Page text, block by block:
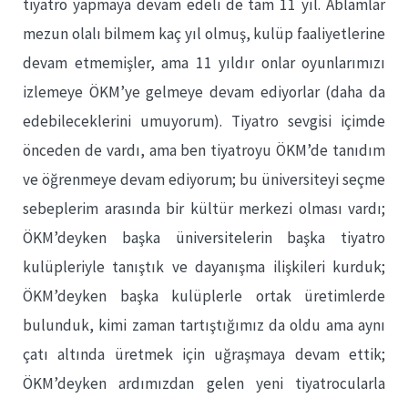
tiyatro yapmaya devam edeli de tam 11 yıl. Ablamlar
mezun olalı bilmem kaç yıl olmuş, kulüp faaliyetlerine
devam etmemişler, ama 11 yıldır onlar oyunlarımızı
izlemeye ÖKM’ye gelmeye devam ediyorlar (daha da
edebileceklerini umuyorum). Tiyatro sevgisi içimde
önceden de vardı, ama ben tiyatroyu ÖKM’de tanıdım
ve öğrenmeye devam ediyorum; bu üniversiteyi seçme
sebeplerim arasında bir kültür merkezi olması vardı;
ÖKM’deyken başka üniversitelerin başka tiyatro
kulüpleriyle tanıştık ve dayanışma ilişkileri kurduk;
ÖKM’deyken başka kulüplerle ortak üretimlerde
bulunduk, kimi zaman tartıştığımız da oldu ama aynı
çatı altında üretmek için uğraşmaya devam ettik;
ÖKM’deyken ardımızdan gelen yeni tiyatrocularla